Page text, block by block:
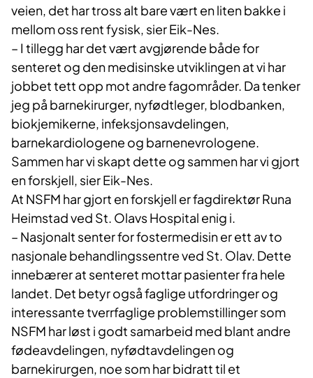
veien, det har tross alt bare vært en liten bakke i
mellom oss rent fysisk, sier Eik-Nes.
– I tillegg har det vært avgjørende både for
senteret og den medisinske utviklingen at vi har
jobbet tett opp mot andre fagområder. Da tenker
jeg på barnekirurger, nyfødtleger, blodbanken,
biokjemikerne, infeksjonsavdelingen,
barnekardiologene og barnenevrologene.
Sammen har vi skapt dette og sammen har vi gjort
en forskjell, sier Eik-Nes.
At NSFM har gjort en forskjell er fagdirektør Runa
Heimstad ved St. Olavs Hospital enig i.
– Nasjonalt senter for fostermedisin er ett av to
nasjonale behandlingssentre ved St. Olav. Dette
innebærer at senteret mottar pasienter fra hele
landet. Det betyr også faglige utfordringer og
interessante tverrfaglige problemstillinger som
NSFM har løst i godt samarbeid med blant andre
fødeavdelingen, nyfødtavdelingen og
barnekirurgen, noe som har bidratt til et